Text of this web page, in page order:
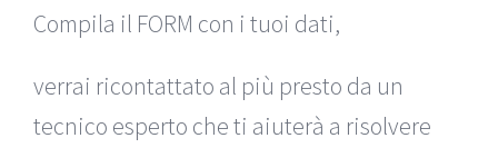
Compila il FORM con i tuoi dati,
verrai ricontattato al più presto da un
tecnico esperto che ti aiuterà a risolvere